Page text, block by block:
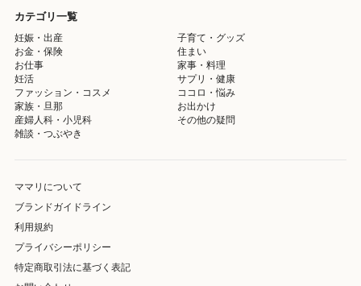
カテゴリ一覧
妊娠・出産
子育て・グッズ
お金・保険
住まい
お仕事
家事・料理
妊活
サプリ・健康
ファッション・コスメ
ココロ・悩み
家族・旦那
お出かけ
産婦人科・小児科
その他の疑問
雑談・つぶやき
ママリについて
ブランドガイドライン
利用規約
プライバシーポリシー
特定商取引法に基づく表記